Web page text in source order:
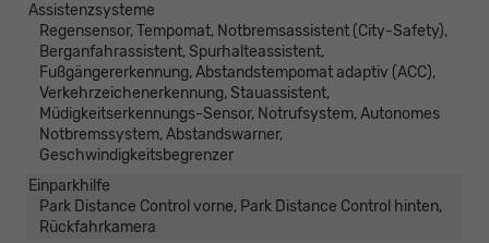
Assistenzsysteme
Regensensor, Tempomat, Notbremsassistent (City-Safety),
Berganfahrassistent, Spurhalteassistent,
Fußgängererkennung, Abstandstempomat adaptiv (ACC),
Verkehrzeichenerkennung, Stauassistent,
Müdigkeitserkennungs-Sensor, Notrufsystem, Autonomes
Notbremssystem, Abstandswarner,
Geschwindigkeitsbegrenzer
Einparkhilfe
Park Distance Control vorne, Park Distance Control hinten,
Rückfahrkamera